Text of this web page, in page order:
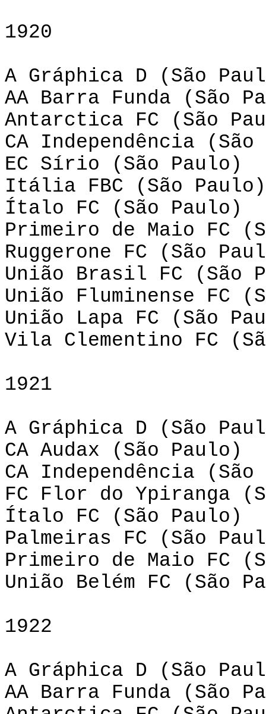
1920
A Gráphica D (São
AA Barra Funda (São
Antarctica FC (São
CA Independência
EC Sírio (São Paulo)
Itália FBC (São Paulo)
Ítalo FC (São Paulo)
Primeiro de Maio FC
Ruggerone FC (São
União Brasil FC (São
União Fluminense FC
União Lapa FC (São
Vila Clementino FC
1921
A Gráphica D (São
CA Audax (São Paulo)
CA Independência
FC Flor do Ypiranga
Ítalo FC (São Paulo)
Palmeiras FC (São
Primeiro de Maio FC
União Belém FC (São
1922
A Gráphica D (São
AA Barra Funda (São